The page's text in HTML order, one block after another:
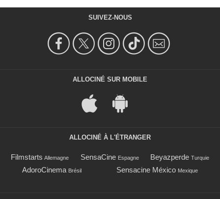
SUIVEZ-NOUS
ALLOCINÉ SUR MOBILE
ALLOCINÉ À L'ÉTRANGER
Filmstarts Allemagne SensaCine Espagne Beyazperde Turquie
AdoroCinema Brésil Sensacine México Mexique